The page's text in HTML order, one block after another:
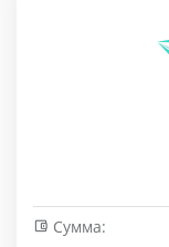
Сумма: